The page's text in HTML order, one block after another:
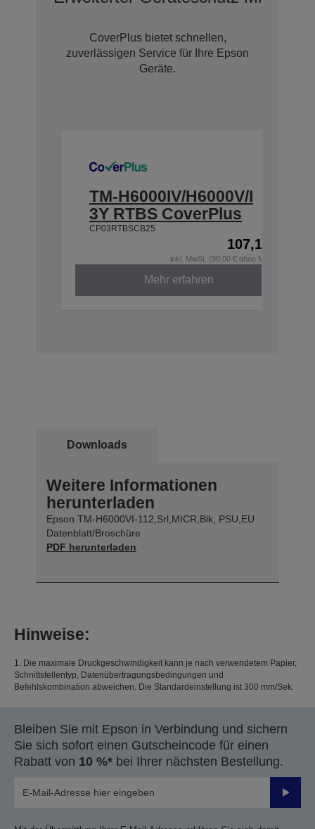
CoverPlus bietet schnellen,
zuverlässigen Service für Ihre Epson
Geräte.
TM-H6000IV/H6000V/I
3Y RTBS CoverPlus
CP03RTBSCB25
107,10 €
inkl. MwSt. (90,00 € ohne MwSt.)
Mehr erfahren
Downloads
Weitere Informationen
herunterladen
Epson TM-H6000VI-112,Srl,MICR,Blk, PSU,EU
Datenblatt/Broschüre
PDF herunterladen
Hinweise:
1. Die maximale Druckgeschwindigkeit kann je nach verwendetem Papier,
Schnittstellentyp, Datenübertragungsbedingungen und
Befehlskombination abweichen. Die Standardeinstellung ist 300 mm/Sek.
Bleiben Sie mit Epson in Verbindung und sichern
Sie sich sofort einen Gutscheincode für einen
Rabatt von 10 %* bei Ihrer nächsten Bestellung.